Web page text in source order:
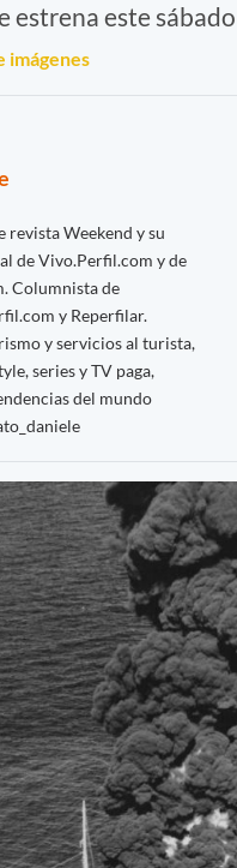
estrena este
imágenes
revista Weekend y su
de Vivo.Perfil.com y de
Columnista de
y Reperfilar.
y servicios al turista,
series y TV paga,
del mundo